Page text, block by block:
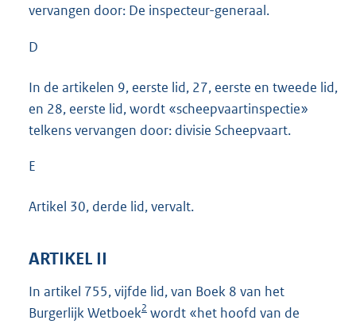
vervangen door: De inspecteur-generaal.
D
In de artikelen 9, eerste lid, 27, eerste en tweede lid,
en 28, eerste lid, wordt «scheepvaartinspectie»
telkens vervangen door: divisie Scheepvaart.
E
Artikel 30, derde lid, vervalt.
ARTIKEL II
In artikel 755, vijfde lid, van Boek 8 van het
Burgerlijk Wetboek2 wordt «het hoofd van de